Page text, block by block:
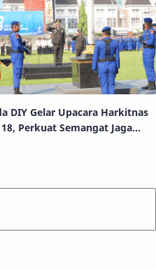
DIY Gelar Upacara Harkitnas
Perkuat Semangat Jaga